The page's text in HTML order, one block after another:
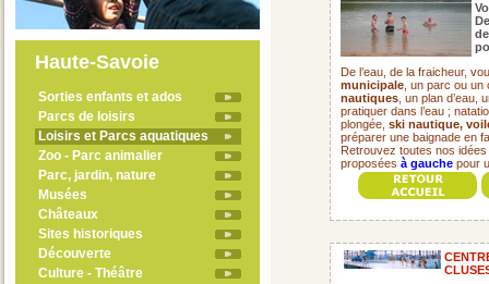
Haute-Savoie
Sorties enfants et ados
Parcs de loisirs
Loisirs et Parcs aquatiques
Zoo - Parc animalier
Parc, jardin, nature
Musées
Châteaux
Sites historiques
Découverte
Culture - Théâtre
De l’eau, de la fraicheur,
municipale , un parc ou
nautiques , un plan
pratiquer dans l’eau ;
plongée, ski nautique,
préparer une baignade en
Retrouvez toutes nos
proposées à gauche pour